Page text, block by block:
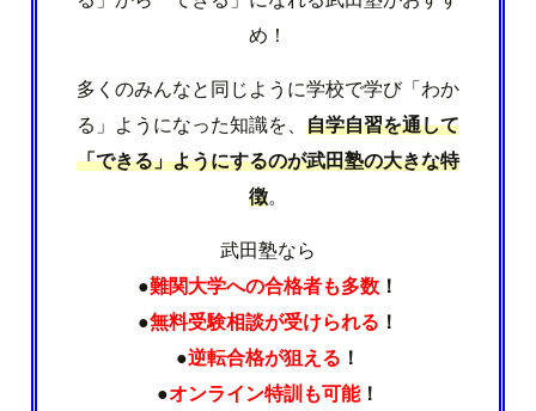
め！
多くのみんなと同じように学校で学び「わか
る」ようになった知識を、 自学自習を通して
「できる」ようにするのが武田塾の大きな特
徴。
武田塾なら
●難関大学への合格者も多数 ！
●無料受験相談が受けられる ！
●逆転合格が狙える ！
●オンライン特訓も可能！